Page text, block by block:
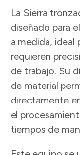
La Sierra
diseñado para
a medida, ideal
requieren
de trabajo. Su
de material
directamente
el
tiempos de